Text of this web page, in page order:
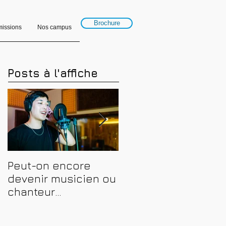
Nos campus
Brochure
Posts à l'affiche
Peut-on encore
devenir musicien ou
chanteur